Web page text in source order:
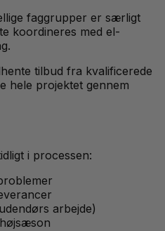
faggrupper er særligt
koordineres med el-
tilbud fra kvalificerede
hele projektet gennem
i processen:
arbejde)